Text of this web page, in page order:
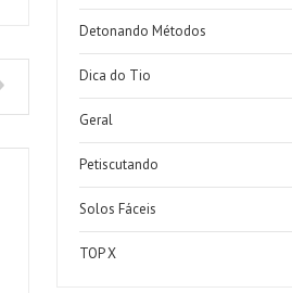
Detonando Métodos
Dica do Tio
Geral
Petiscutando
Solos Fáceis
TOP X